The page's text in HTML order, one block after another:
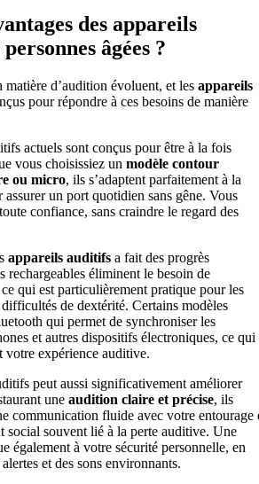
des appareils
âgées ?
matière d’audition évoluent, et lesappareils
pour répondre à ces besoins de manière
actuels sont conçus pour être à la fois
vous choisissiez un modèle contour
ou micro, ils s’adaptent parfaitement à la
un port quotidien sans gêne. Vous
confiance, sans craindre le regard des
appareils auditifsa fait des progrès
rechargeables éliminent le besoin de
qui est particulièrement pratique pour les
de dextérité. Certains modèles
qui permet de synchroniser les
et autres dispositifs électroniques, ce qui
votre expérience auditive.
peut aussi significativement améliorer
une audition claire et précise, ils
communication fluide avec votre entourage
social souvent lié à la perte auditive. Une
également à votre sécurité personnelle, en
et des sons environnants.